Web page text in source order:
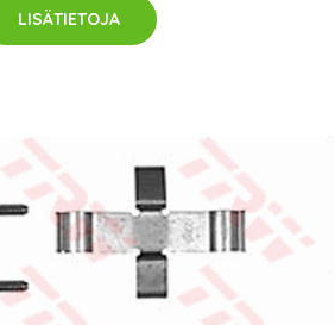
LISÄTIETOJA